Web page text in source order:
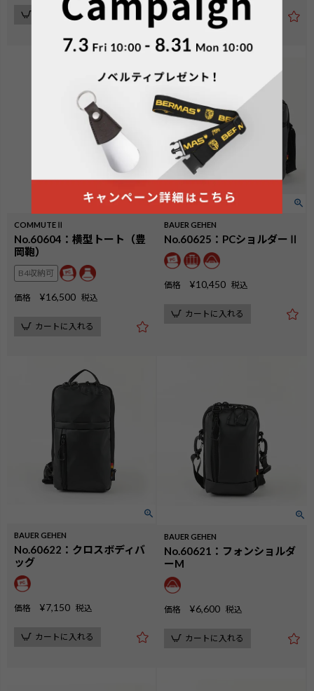
カートに入れる カートに入れる
COMMUTEⅡ
No.60604：横型トート（豊
岡鞄）
B4収納可
価格 ¥16,500 税込
カートに入れる
BAUER GEHEN
No.60625：PCショルダーⅡ
価格 ¥10,450 税込
カートに入れる
BAUER GEHEN
No.60622：クロスボディバ
ッグ
価格 ¥7,150 税込
カートに入れる
BAUER GEHEN
No.60621：フォンショルダ
ーM
価格 ¥6,600 税込
カートに入れる